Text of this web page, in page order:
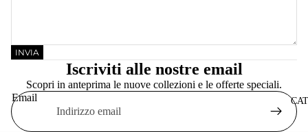
INVIA
Iscriviti alle nostre email
Scopri in anteprima le nuove collezioni e le offerte speciali.
Email